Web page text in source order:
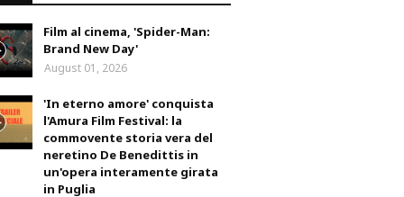
Film al cinema, 'Spider-Man:
Brand New Day'
August 01, 2026
'In eterno amore' conquista
l'Amura Film Festival: la
commovente storia vera del
neretino De Benedittis in
un'opera interamente girata
in Puglia